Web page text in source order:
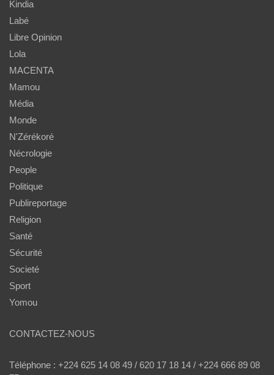
Kindia
Labé
Libre Opinion
Lola
MACENTA
Mamou
Média
Monde
N'Zérékoré
Nécrologie
People
Politique
Publireportage
Religion
Santé
Sécurité
Societé
Sport
Yomou
CONTACTEZ-NOUS
Téléphone : +224 625 14 08 49 / 620 17 18 14 / +224 666 89 08